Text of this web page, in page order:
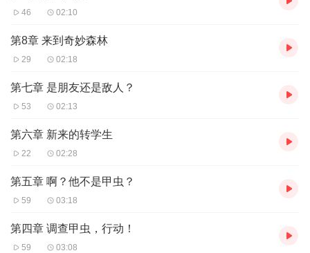
46 02:10
第8章 来到奇妙森林
29 02:18
第七章 是朋友还是敌人？
53 02:13
第六章 新来的转学生
22 02:28
第五章 啊？他不是甲虫？
59 03:18
第四章 调查甲虫，行动！
59 03:08